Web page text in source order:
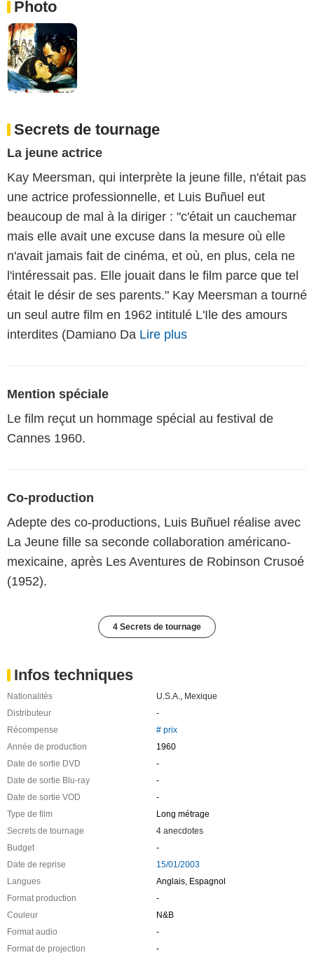
Photo
Secrets de tournage
La jeune actrice
Kay Meersman, qui interprète la jeune fille, n'était pas
une actrice professionnelle, et Luis Buñuel eut
beaucoup de mal à la diriger : "c'était un cauchemar
mais elle avait une excuse dans la mesure où elle
n'avait jamais fait de cinéma, et où, en plus, cela ne
l'intéressait pas. Elle jouait dans le film parce que tel
était le désir de ses parents." Kay Meersman a tourné
un seul autre film en 1962 intitulé L'Ile des amours
interdites (Damiano Da Lire plus
Mention spéciale
Le film reçut un hommage spécial au festival de
Cannes 1960.
Co-production
Adepte des co-productions, Luis Buñuel réalise avec
La Jeune fille sa seconde collaboration américano-
mexicaine, après Les Aventures de Robinson Crusoé
(1952).
4 Secrets de tournage
Infos techniques
Nationalités U.S.A., Mexique
Distributeur
-
Récompense
# prix
Année de production
1960
Date de sortie DVD
-
Date de sortie Blu-ray
-
Date de sortie VOD
-
Type de film
Long métrage
Secrets de tournage
4 anecdotes
Budget
-
Date de reprise
15/01/2003
Langues
Anglais, Espagnol
Format production
-
Couleur
N&B
Format audio
-
Format de projection
-